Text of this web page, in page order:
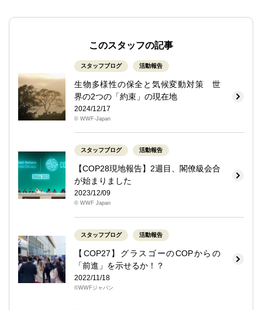
このスタッフの記事
スタッフブログ 活動報告
生物多様性の保全と気候変動対策 世
界の2つの「約束」の現在地
2024/12/17
© WWF-Japan
スタッフブログ 活動報告
【COP28現地報告】2週目、閣僚級会合
が始まりました
2023/12/09
© WWF Japan
スタッフブログ 活動報告
【COP27】グラスゴーのCOPからの
「前進」を示せるか！？
2022/11/18
©WWFジャパン